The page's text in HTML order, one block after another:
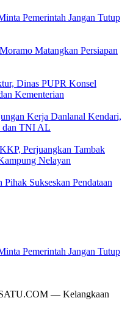
Pemerintah Jangan Tutup
Matangkan Persiapan
Dinas PUPR Konsel
Kementerian
Kerja Danlanal Kendari,
dan TNI AL
Perjuangkan Tambak
Nelayan
Sukseskan Pendataan
Pemerintah Jangan Tutup
— Kelangkaan